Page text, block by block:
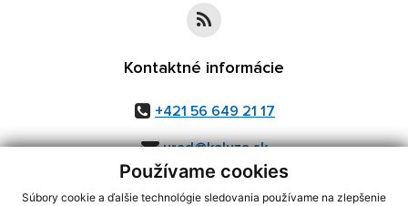
Používame cookies
Súbory cookie a ďalšie technológie sledovania používame na zlepšenie
Kontaktné informácie
+421 56 649 21 17
urad@kaluza.sk